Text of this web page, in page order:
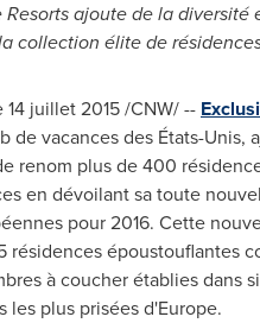
Resorts ajoute de la diversité
collection élite de
14 juillet 2015 /CNW/ --
de vacances des États-Unis,
renom plus de 400
en dévoilant sa toute
pour 2016. Cette
résidences époustouflantes
à coucher établies dans
les plus prisées d'Europe.